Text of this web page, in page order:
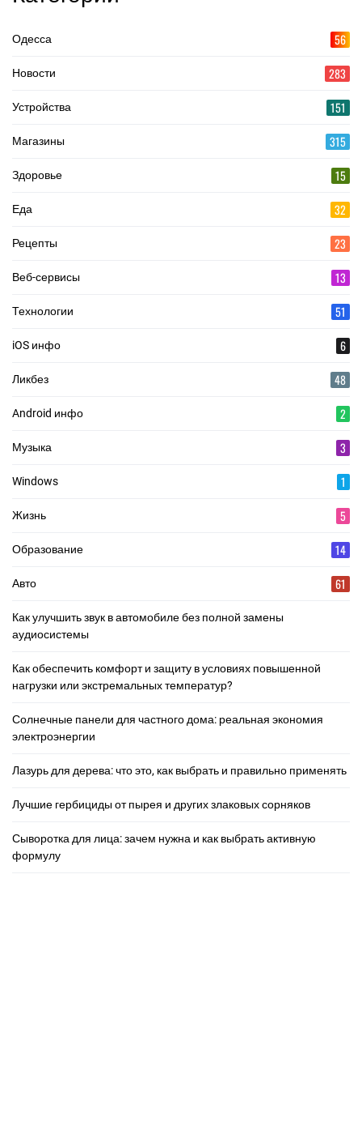
Одесса 56
Новости 283
Устройства 151
Магазины 315
Здоровье 15
Еда 32
Рецепты 23
Веб-сервисы 13
Технологии 51
iOS инфо 6
Ликбез 48
Android инфо 2
Музыка 3
Windows 1
Жизнь 5
Образование 14
Авто 61
Как улучшить звук в автомобиле без полной замены
аудиосистемы
Как обеспечить комфорт и защиту в условиях повышенной
нагрузки или экстремальных температур?
Солнечные панели для частного дома: реальная экономия
электроэнергии
Лазурь для дерева: что это, как выбрать и правильно применять
Лучшие гербициды от пырея и других злаковых сорняков
Сыворотка для лица: зачем нужна и как выбрать активную
формулу